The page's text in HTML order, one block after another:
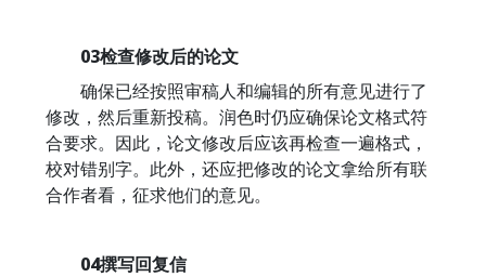
03检查修改后的论文
确保已经按照审稿人和编辑的所有意见进行了
修改，然后重新投稿。润色时仍应确保论文格式符
合要求。因此，论文修改后应该再检查一遍格式，
校对错别字。此外，还应把修改的论文拿给所有联
合作者看，征求他们的意见。
04撰写回复信